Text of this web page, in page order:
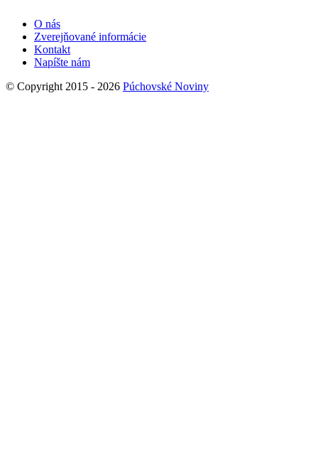
O nás
Zverejňované informácie
Kontakt
Napíšte nám
© Copyright 2015 - 2026 Púchovské Noviny